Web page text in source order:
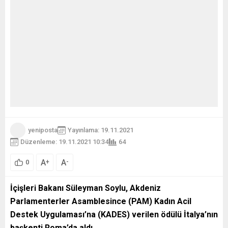
yeniposta
Yayınlama: 19.11.2021
Düzenleme: 19.11.2021 10:34
64
0 A+ A-
İçişleri Bakanı Süleyman Soylu, Akdeniz
Parlamenterler Asamblesince (PAM) Kadın Acil
Destek Uygulaması’na (KADES) verilen ödülü İtalya’nın